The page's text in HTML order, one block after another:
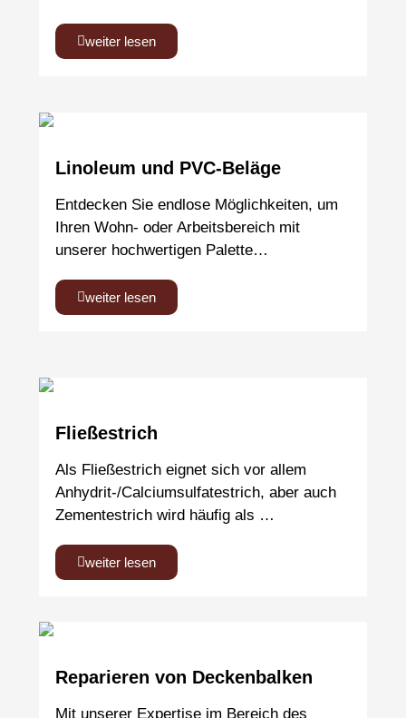
weiter lesen
Linoleum und PVC-Beläge
Entdecken Sie endlose Möglichkeiten, um
Ihren Wohn- oder Arbeitsbereich mit
unserer hochwertigen Palette…
weiter lesen
Fließestrich
Als Fließestrich eignet sich vor allem
Anhydrit-/Calciumsulfatestrich, aber auch
Zementestrich wird häufig als …
weiter lesen
Reparieren von Deckenbalken
Mit unserer Expertise im Bereich des